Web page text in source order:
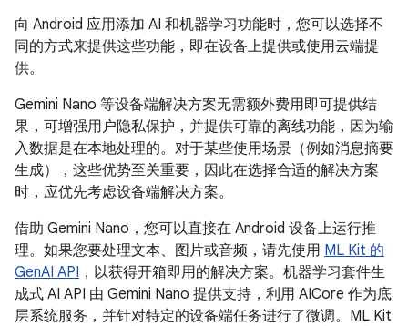
向 Android 应用添加 AI 和机器学习功能时，您可以选择不
同的方式来提供这些功能，即在设备上提供或使用云端提
供。
Gemini Nano 等设备端解决方案无需额外费用即可提供结
果，可增强用户隐私保护，并提供可靠的离线功能，因为输
入数据是在本地处理的。对于某些使用场景（例如消息摘要
生成），这些优势至关重要，因此在选择合适的解决方案
时，应优先考虑设备端解决方案。
借助 Gemini Nano，您可以直接在 Android 设备上运行推
理。如果您要处理文本、图片或音频，请先使用 ML Kit 的
GenAI API ，以获得开箱即用的解决方案。机器学习套件生
成式 AI API 由 Gemini Nano 提供支持，利用 AICore 作为底
层系统服务，并针对特定的设备端任务进行了微调。ML Kit